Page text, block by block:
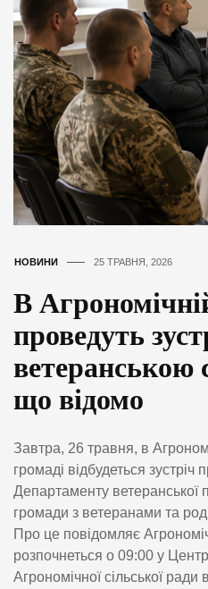
НОВИНИ 25 ТРАВНЯ, 2026
В
проведуть
ветеранською
що відомо
Завтра, 26 травня, в
громаді відбудеться зустріч
Департаменту ветеранської
громади з ветеранами та
Про це повідомляє
розпочнеться о 09:00 у
Агрономічної сільської ради